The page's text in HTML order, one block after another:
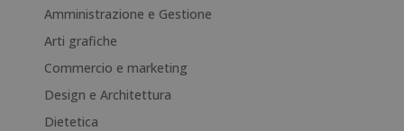
r
t
i
Amministrazione e Gestione
Arti grafiche
Commercio e marketing
Design e Architettura
Dietetica